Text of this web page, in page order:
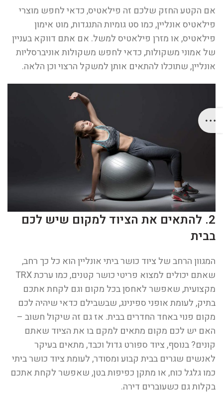
אם הקטע החזק שלכם זה פילאטיס, כדאי לחפש מוצרי
פילאטיס אונליין, כמו סט גומיות התנגדות, מוט אימון
פילאטיס, או מזרן פילאטיס למשל. אם אתם דווקא בעניין
של אמוני משקולות, כדאי לחפש משקולות אוניברסליות
אונליין, שתוכלו להתאים אותן למשקל הרצוי וכן הלאה.
2. להתאים את הציוד למקום שיש לכם
בבית
המגוון הרחב של ציוד כושר ביתי אונליין הוא כל כך רחב,
שאתם יכולים למצוא פריטי כושר קטנים, כמו ערכת TRX
מקצועית, שאפשר לאחסן בכל מקום וגם לקחת אתכם
בתיק, לעומת אופני ספינינג, שבשבילם כדאי שיהיה לכם
מקום פנוי באחד החדרים בבית. אז גם זה שיקול חשוב –
האם יש לכם מקום מתאים למקם בו את הציוד שאתם
קונים? בנוסף, ציוד ספורט גדול וכבד, מתאים בעיקר
לאנשים שגרים בבית קבוע ומסודר, לעומת ציוד כושר ביתי
כמו גלגל כוח, או מתקן כפיפות בטן, שאפשר לקחת אתכם
בקלות גם כשעוברים דירה.